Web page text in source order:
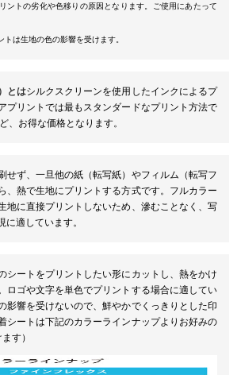
ントの劣化や色移りの原因となります。ご使用にあたって
は生地の色の影響を受けます。
とはシルクスクリーンを使用したインクによるプ
プリントでは最もスタンダードなプリント方法で
、お得な価格となります。
せず、一旦他の紙（転写紙）やフィルム（転写フ
、熱で生地にプリントする方式です。フルカラー
地に直接プリントしないため、滲むことなく、写
に適しています。
シートをプリントしたい形にカットし、熱をかけ
ロゴや文字を単色でプリントする場合に適してい
影響を受けないので、鮮やかでくっきりとした印
シートは下記のカラーラインナップよりお好みの
す）